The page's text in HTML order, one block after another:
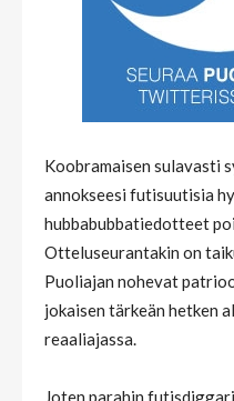
Koobramaisen sulavasti
annokseesi futisuutisia
hubbabubbatiedotteet
Otteluseurantakin on
Puoliajan nohevat
jokaisen tärkeän hetken
reaaliajassa.
Joten parahin